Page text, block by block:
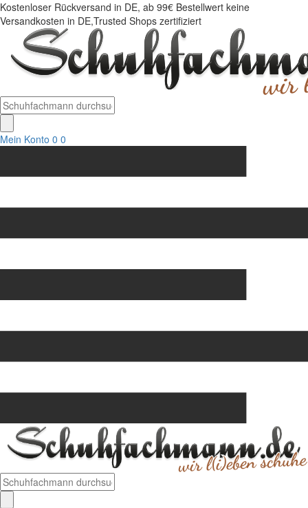
Kostenloser Rückversand in DE, ab 99€ Bestellwert keine
Versandkosten in DE,Trusted Shops zertifiziert
Mein Konto 0 0